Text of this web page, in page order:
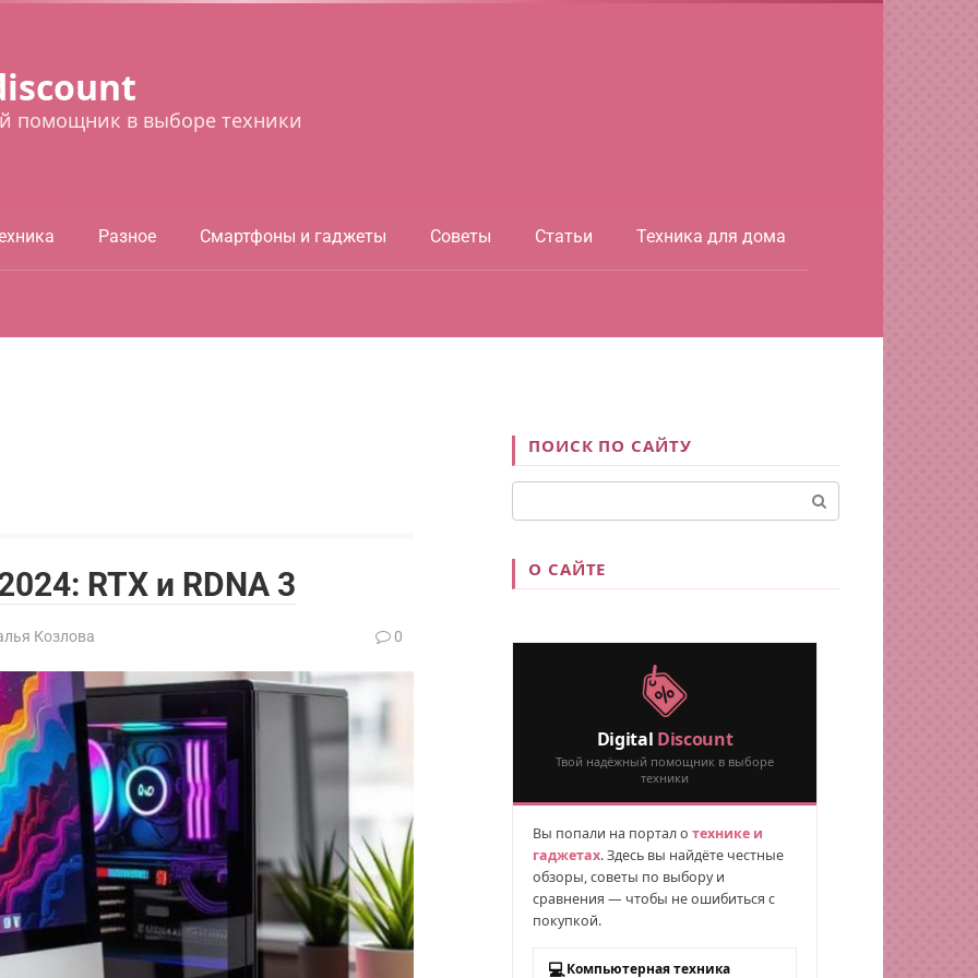
помощник в выборе техники
Разное Смартфоны и гаджеты Советы Статьи Техника для дома
RTX и RDNA 3
Козлова 0
ПОИСК ПО САЙТУ
О САЙТЕ
Digital Discount
Твой надёжный помощник в выборе
техники
Вы попали на портал о технике и
гаджетах. Здесь вы найдёте честные
обзоры, советы по выбору и
сравнения — чтобы не ошибиться с
покупкой.
💻 Компьютерная техника